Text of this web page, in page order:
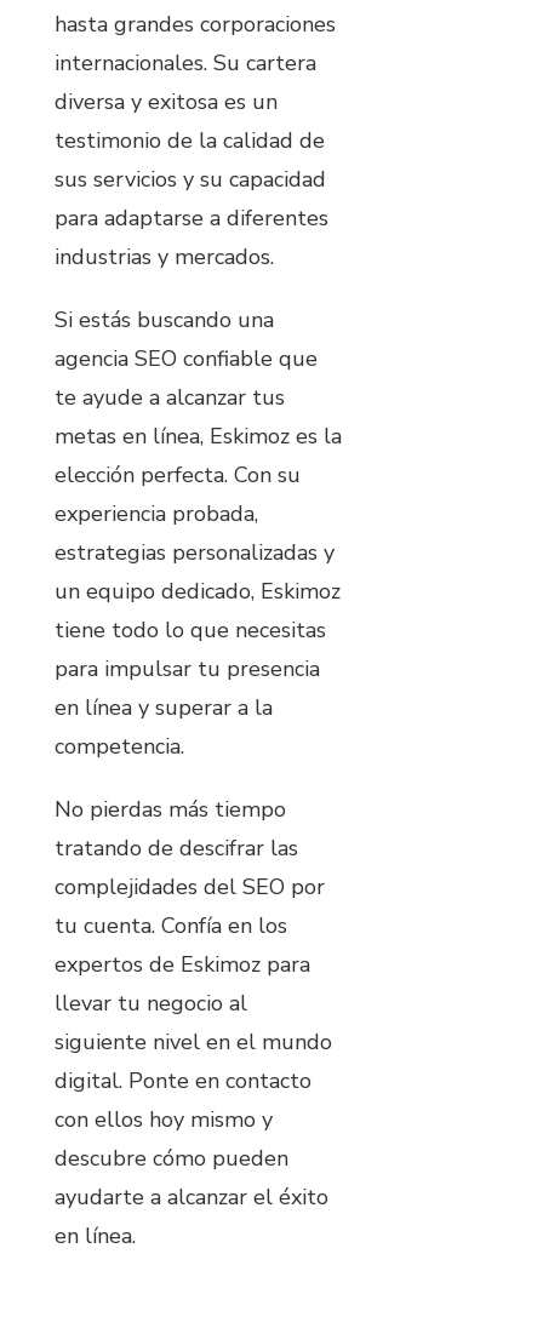
hasta grandes corporaciones
internacionales. Su cartera
diversa y exitosa es un
testimonio de la calidad de
sus servicios y su capacidad
para adaptarse a diferentes
industrias y mercados.
Si estás buscando una
agencia SEO confiable que
te ayude a alcanzar tus
metas en línea, Eskimoz es la
elección perfecta. Con su
experiencia probada,
estrategias personalizadas y
un equipo dedicado, Eskimoz
tiene todo lo que necesitas
para impulsar tu presencia
en línea y superar a la
competencia.
No pierdas más tiempo
tratando de descifrar las
complejidades del SEO por
tu cuenta. Confía en los
expertos de Eskimoz para
llevar tu negocio al
siguiente nivel en el mundo
digital. Ponte en contacto
con ellos hoy mismo y
descubre cómo pueden
ayudarte a alcanzar el éxito
en línea.